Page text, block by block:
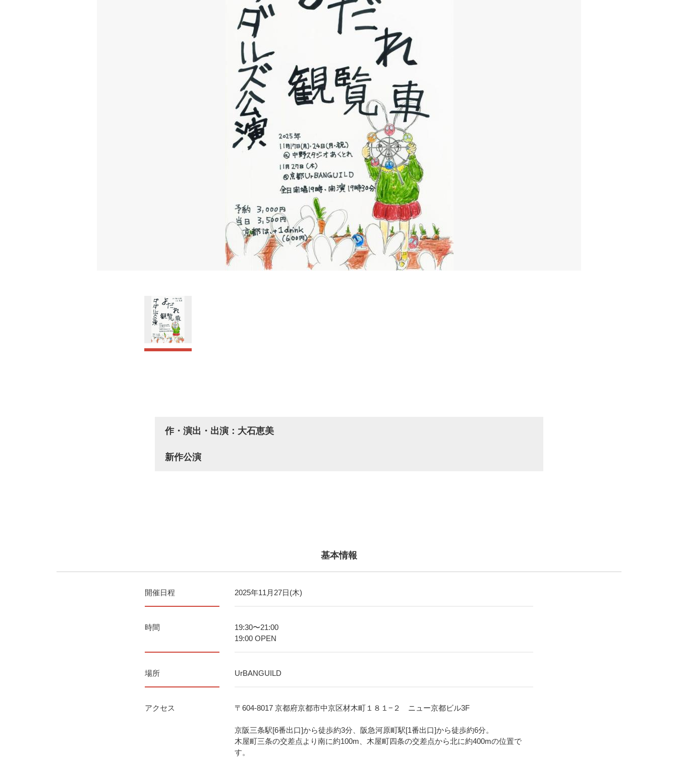
作・演出・出演：大石恵美
新作公演
基本情報
開催日程 2025年11月27日(木)
時間
19:30〜21:00
19:00 OPEN
場所 UrBANGUILD
アクセス 〒604-8017 京都府京都市中京区材木町１８１−２ ニュー京都ビル3F
京阪三条駅[6番出口]から徒歩約3分、阪急河原町駅[1番出口]から徒歩約6分。
木屋町三条の交差点より南に約100m、木屋町四条の交差点から北に約400mの位置で
す。